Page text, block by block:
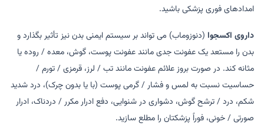
امدادهای فوری پزشکی باشید.
داروی اکسجوا (دنوزوماب) می تواند بر سیستم ایمنی بدن نیز تأثیر بگذارد و
بدن را مستعد یک عفونت جدی مانند عفونت پوست، گوش، معده / روده یا
مثانه کند. در صورت بروز علائم عفونت مانند تب / لرز، قرمزی / تورم /
حساسیت نسبت به لمس و فشار / گرمی پوست (با یا بدون چرک)، درد شدید
شکم، درد / ترشح گوش، دشواری در شنوایی، دفع ادرار مکرر / دردناک، ادرار
صورتی / خونی، فوراً پزشکتان را مطلع سازید.